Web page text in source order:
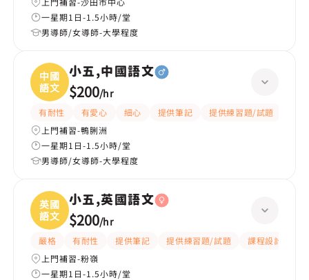
一星期1日-1.5小時/堂
男導師/女導師-大學程度
中國
語文
小五,中國語文
$200/hr
有耐性 有愛心 細心 提供筆記 提供練習題/試題
上門補習-鴨脷洲
一星期1日-1.5小時/堂
男導師/女導師-大學程度
英國
語文
小五,英國語文
$200/hr
嚴格 有耐性 提供筆記 提供練習題/試題 課程設計
上門補習-粉嶺
一星期1日-1.5小時/堂